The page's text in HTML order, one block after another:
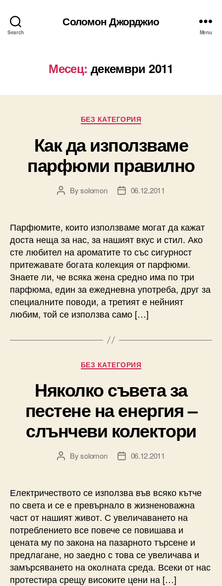
Search
Соломон Джорджио
Menu
Месец: декември 2011
Categories
БЕЗ КАТЕГОРИЯ
Как да използваме
парфюми правилно
PostBysolomon
Post06.12.2011
Парфюмите, които използваме могат да кажат
доста неща за нас, за нашият вкус и стил. Ако
сте любител на ароматите то със сигурност
притежавате богата колекция от парфюми.
Знаете ли, че всяка жена средно има по три
парфюма, един за ежедневна употреба, друг за
специалните поводи, а третият е нейният
любим, той се използва само […]
Categories
БЕЗ КАТЕГОРИЯ
Няколко съвета за
пестене на енергия –
слънчеви колектори
PostBysolomon
Post06.12.2011
Електричеството се използва във всяко кътче
по света и се е превърнало в жизненоважна
част от нашият живот. С увеличаването на
потреблението все повече се повишава и
цената му по закона на пазарното търсене и
предлагане, но заедно с това се увеличава и
замърсяването на околната среда. Всеки от нас
протестира срещу високите цени на […]